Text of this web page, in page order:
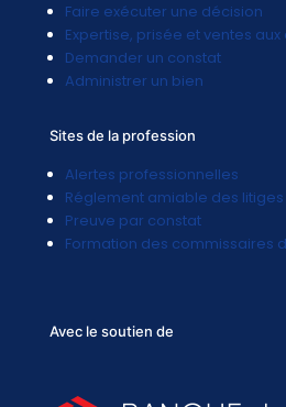
Faire exécuter une décision
Expertise, prisée et ventes
Demander un constat
Administrer un bien
Sites de la profession
Alertes professionnelles
Réglement amiable des litiges
Preuve par constat
Formation des commissaires
Avec le soutien de